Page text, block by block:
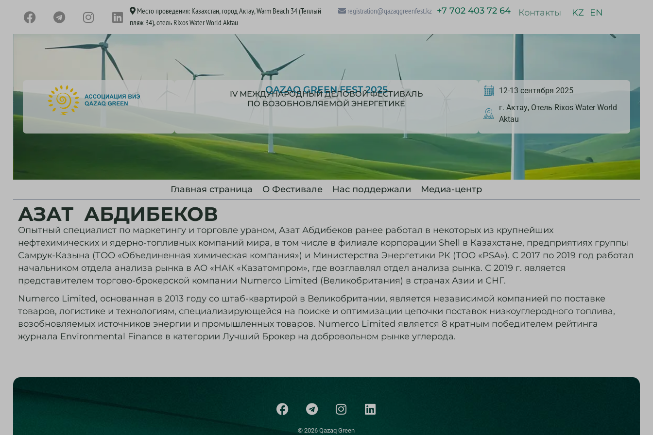
Место проведения: Казахстан, город Актау, Warm Beach 34 (Теплый
пляж 34), отель Rixos Water World Aktau
registration@qazaqgreenfest.kz +7 702 403 72 64 Контакты KZ EN
QAZAQ GREEN FEST 2025
IV МЕЖДУНАРОДНЫЙ ДЕЛОВОЙ ФЕСТИВАЛЬ
ПО ВОЗОБНОВЛЯЕМОЙ ЭНЕРГЕТИКЕ
12-13 сентября 2025
г. Актау, Отель Rixos Water World
Aktau
Главная страница О Фестивале Нас поддержали Медиа-центр
АЗАТ АБДИБЕКОВ
Опытный специалист по маркетингу и торговле ураном, Азат Абдибеков ранее работал в некоторых из крупнейших
нефтехимических и ядерно-топливных компаний мира, в том числе в филиале корпорации Shell в Казахстане, предприятиях группы
Самрук-Казына (ТОО «Объединенная химическая компания») и Министерства Энергетики РК (ТОО «PSA»). С 2017 по 2019 год работал
начальником отдела анализа рынка в АО «НАК «Казатомпром», где возглавлял отдел анализа рынка. С 2019 г. является
представителем торгово-брокерской компании Numerco Limited (Великобритания) в странах Азии и СНГ.
Numerco Limited, основанная в 2013 году со штаб-квартирой в Великобритании, является независимой компанией по поставке
товаров, логистике и технологиям, специализирующейся на поиске и оптимизации цепочки поставок низкоуглеродного топлива,
возобновляемых источников энергии и промышленных товаров. Numerco Limited является 8 кратным победителем рейтинга
журнала Environmental Finance в категории Лучший Брокер на добровольном рынке углерода.
© 2026 Qazaq Green